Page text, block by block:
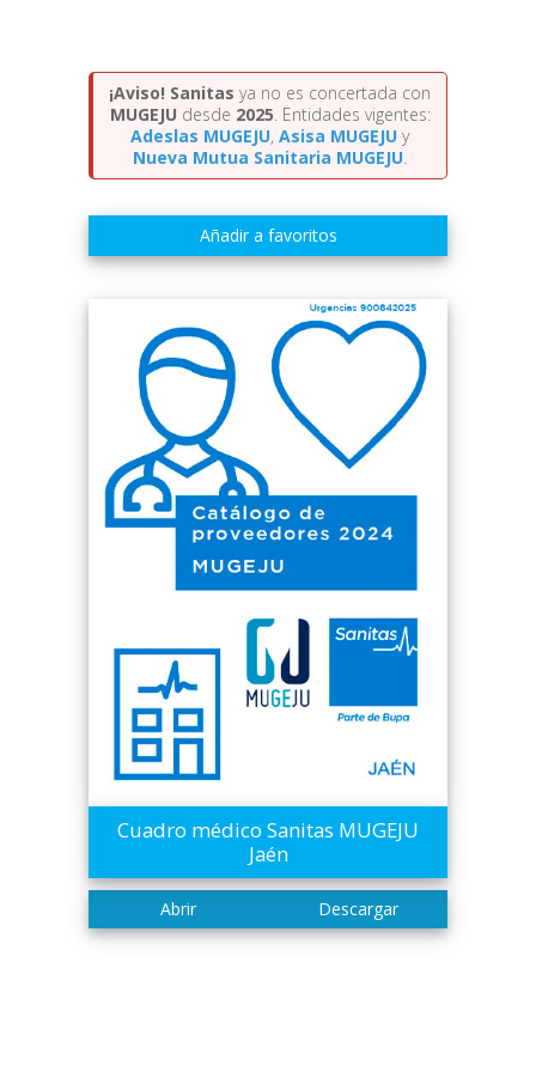
¡Aviso! Sanitas ya no es concertada con
MUGEJU desde 2025. Entidades vigentes:
Adeslas MUGEJU, Asisa MUGEJU y
Nueva Mutua Sanitaria MUGEJU.
Cuadro médico Sanitas MUGEJU
Jaén